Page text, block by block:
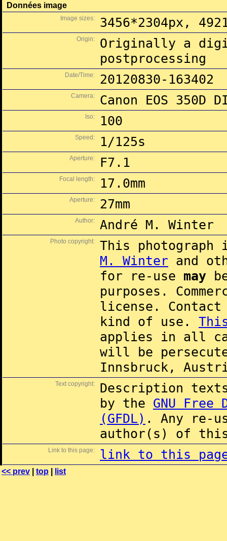
Données image
Image sizes: 3456*2304px,
Origin:
Originally a
postprocessing
Date/Time: 20120830-163402
Camera: Canon EOS 350D
Iso: 100
Speed: 1/125s
Aperture: F7.1
Focal length: 17.0mm
Aperture: 27mm
Author: André M. Winter
Photo copyright:
This
M. Winter and
for re-use may
purposes.
license.
kind of use.
applies in all
will be
Innsbruck,
Text copyright:
Description
by the GNU Free
(GFDL) . Any re-
author(s) of this
Link to this page: link to this
<< prev top list